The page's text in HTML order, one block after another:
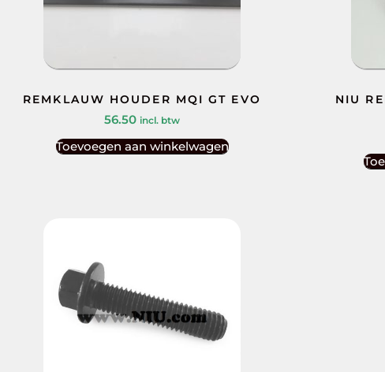
REMKLAUW HOUDER MQI GT EVO
56.50 incl. btw
Toevoegen aan winkelwagen
NIU